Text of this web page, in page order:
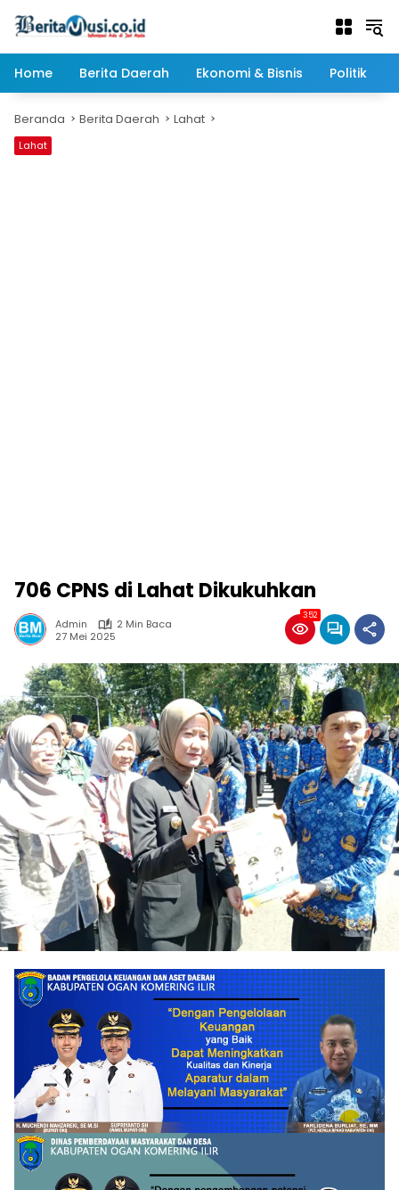
Home
Berita Daerah Ekonomi & Bisnis Politik
Beranda Berita Daerah Lahat
Lahat
706 CPNS di Lahat Dikukuhkan
Admin
2 Min Baca
27 Mei 2025
352